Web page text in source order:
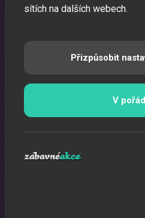
sítích na dalších webech.
Přizpůsobit
V